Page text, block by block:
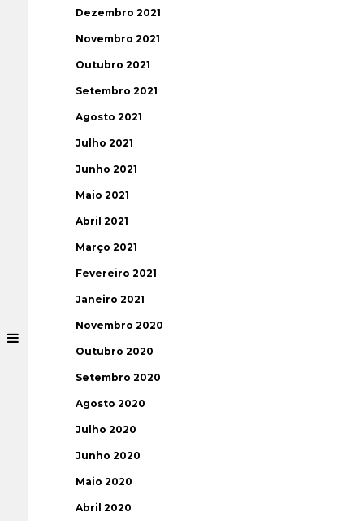
Dezembro 2021
Novembro 2021
Outubro 2021
Setembro 2021
Agosto 2021
Julho 2021
Junho 2021
Maio 2021
Abril 2021
Março 2021
Fevereiro 2021
Janeiro 2021
Novembro 2020
Outubro 2020
Setembro 2020
Agosto 2020
Julho 2020
Junho 2020
Maio 2020
Abril 2020